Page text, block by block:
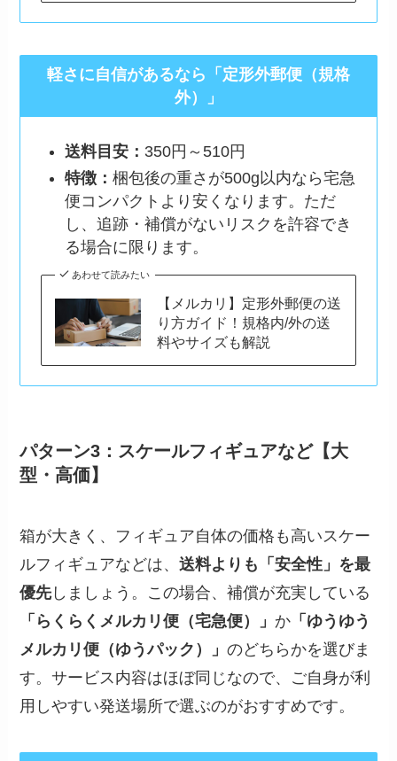
軽さに自信があるなら「定形外郵便（規格
外）」
送料目安： 350円～510円
特徴： 梱包後の重さが500g以内なら宅急
便コンパクトより安くなります。ただ
し、追跡・補償がないリスクを許容でき
る場合に限ります。
あわせて読みたい
【メルカリ】定形外郵便の送
り方ガイド！規格内/外の送
料やサイズも解説
パターン3：スケールフィギュアなど【大
型・高価】
箱が大きく、フィギュア自体の価格も高いスケー
ルフィギュアなどは、送料よりも「安全性」を最
優先しましょう。この場合、補償が充実している
「らくらくメルカリ便（宅急便）」 か 「ゆうゆう
メルカリ便（ゆうパック）」のどちらかを選びま
す。サービス内容はほぼ同じなので、ご自身が利
用しやすい発送場所で選ぶのがおすすめです。